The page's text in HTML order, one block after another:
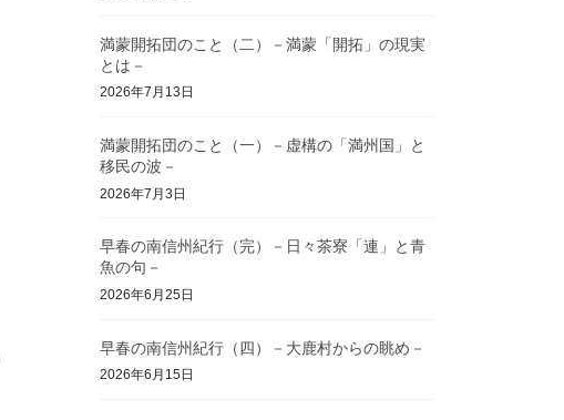
満蒙開拓団のこと（二）－満蒙「開拓」の現実
とは－
2026年7月13日
満蒙開拓団のこと（一）－虚構の「満州国」と
移民の波－
2026年7月3日
早春の南信州紀行（完）－日々茶寮「連」と青
魚の句－
2026年6月25日
早春の南信州紀行（四）－大鹿村からの眺め－
2026年6月15日